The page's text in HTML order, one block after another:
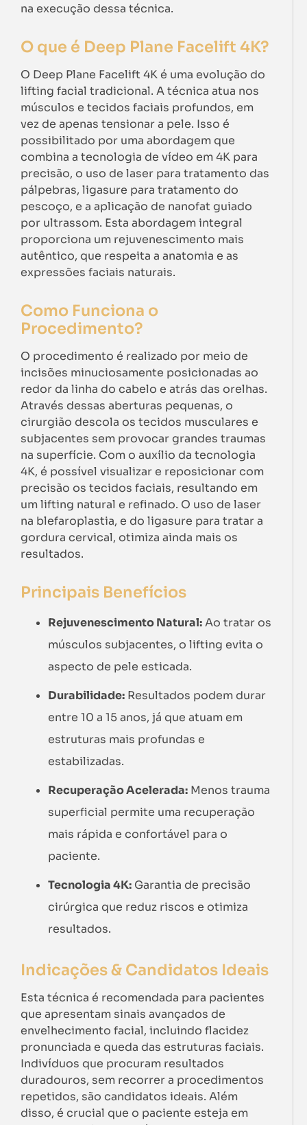
na execução dessa técnica.
O que é Deep Plane Facelift 4K?
O Deep Plane Facelift 4K é uma evolução do
lifting facial tradicional. A técnica atua nos
músculos e tecidos faciais profundos, em
vez de apenas tensionar a pele. Isso é
possibilitado por uma abordagem que
combina a tecnologia de vídeo em 4K para
precisão, o uso de laser para tratamento das
pálpebras, ligasure para tratamento do
pescoço, e a aplicação de nanofat guiado
por ultrassom. Esta abordagem integral
proporciona um rejuvenescimento mais
autêntico, que respeita a anatomia e as
expressões faciais naturais.
Como Funciona o
Procedimento?
O procedimento é realizado por meio de
incisões minuciosamente posicionadas ao
redor da linha do cabelo e atrás das orelhas.
Através dessas aberturas pequenas, o
cirurgião descola os tecidos musculares e
subjacentes sem provocar grandes traumas
na superfície. Com o auxílio da tecnologia
4K, é possível visualizar e reposicionar com
precisão os tecidos faciais, resultando em
um lifting natural e refinado. O uso de laser
na blefaroplastia, e do ligasure para tratar a
gordura cervical, otimiza ainda mais os
resultados.
Principais Benefícios
Rejuvenescimento Natural:Ao tratar os
músculos subjacentes, o lifting evita o
aspecto de pele esticada.
Durabilidade: Resultados podem durar
entre 10 a 15 anos, já que atuam em
estruturas mais profundas e
estabilizadas.
Recuperação Acelerada: Menos trauma
superficial permite uma recuperação
mais rápida e confortável para o
paciente.
Tecnologia 4K: Garantia de precisão
cirúrgica que reduz riscos e otimiza
resultados.
Indicações & Candidatos Ideais
Esta técnica é recomendada para pacientes
que apresentam sinais avançados de
envelhecimento facial, incluindo flacidez
pronunciada e queda das estruturas faciais.
Indivíduos que procuram resultados
duradouros, sem recorrer a procedimentos
repetidos, são candidatos ideais. Além
disso, é crucial que o paciente esteja em